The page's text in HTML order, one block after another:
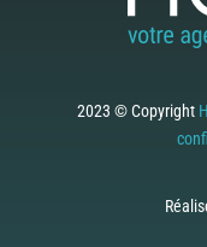
2023 © Copyright